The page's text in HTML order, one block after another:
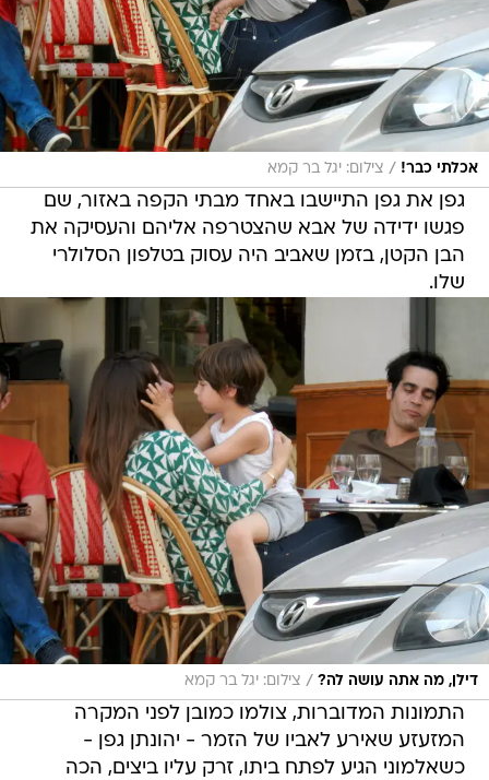
אכלתי כבר! / צילום: יגל בר קמא
גפן את גפן התיישבו באחד מבתי הקפה באזור, שם
פגשו ידידה של אבא שהצטרפה אליהם והעסיקה את
הבן הקטן, בזמן שאביב היה עסוק בטלפון הסלולרי
שלו.
דילן, מה אתה עושה לה? / צילום: יגל בר קמא
התמונות המדוברות, צולמו כמובן לפני המקרה
המזעזע שאירע לאביו של הזמר - יהונתן גפן -
כשאלמוני הגיע לפתח ביתו, זרק עליו ביצים, הכה